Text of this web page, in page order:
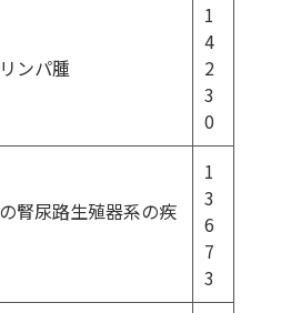
パ腫
1
4
2
3
0
腎尿路生殖器系の疾
1
3
6
7
3